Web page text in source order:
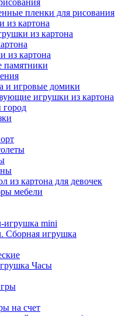
пленки для рисования
из картона
из картона
из картона
памятники
и игровые домики
игрушки из картона
город
из картона для девочек
мебели
игрушка mini
Сборная игрушка
Часы
на счет